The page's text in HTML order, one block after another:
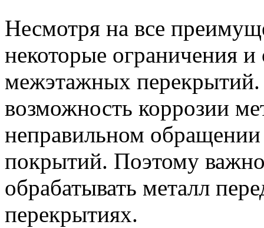
Несмотря на все
некоторые ограничения
межэтажных
возможность коррозии
неправильном
покрытий. Поэтому
обрабатывать металл
перекрытиях.